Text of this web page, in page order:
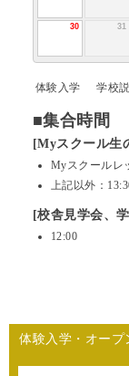
30 31
体験入学 学校
■集合時間
[Myスクール生
Myスクールレ
上記以外：
[校舎見学会、
12:00
体験入学・オープ